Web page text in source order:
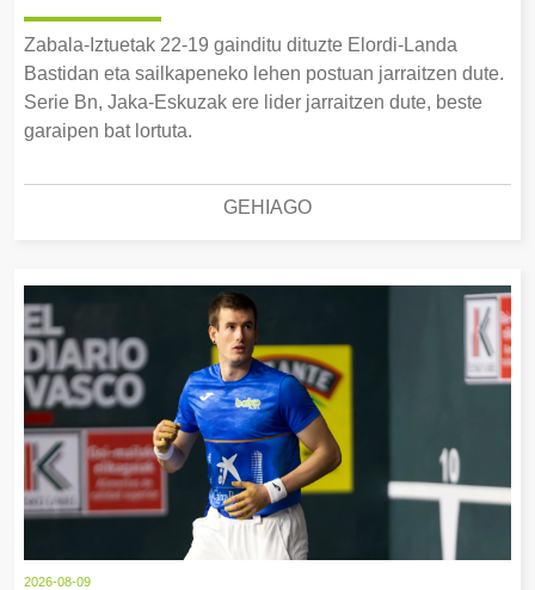
Zabala-Iztuetak 22-19 gainditu dituzte Elordi-Landa
Bastidan eta sailkapeneko lehen postuan jarraitzen dute.
Serie Bn, Jaka-Eskuzak ere lider jarraitzen dute, beste
garaipen bat lortuta.
GEHIAGO
2026-08-09